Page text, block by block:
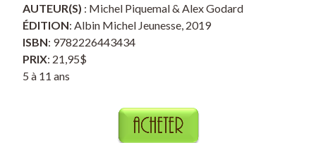
AUTEUR(S) : Michel Piquemal & Alex Godard
ÉDITION: Albin Michel Jeunesse, 2019
ISBN: 9782226443434
PRIX: 21,95$
5 à 11 ans